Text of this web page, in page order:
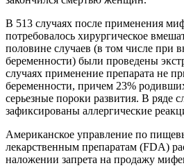
В 513 случаях после применения
потребовалось хирургическое
половине случаев (в том числе при
беременности) были проведены
случаях применение препарата не
беременности, причем 23%
серьезные пороки развития. В ряде
зафиксированы аллергические
Американское управление по
лекарственным препаратам (FDA)
наложении запрета на продажу